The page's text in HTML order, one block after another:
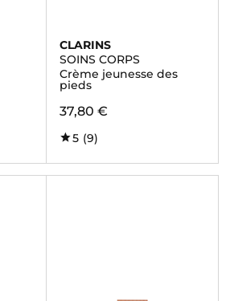
CLARINS
SOINS CORPS
Crème jeunesse des
pieds
37,80 €
5 (9)